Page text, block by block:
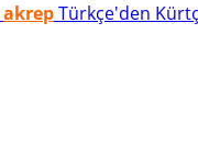
akrepTürkçe'den